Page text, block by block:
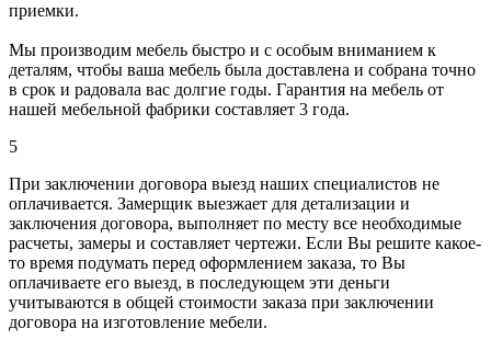
приемки.
Мы производим мебель быстро и с особым вниманием к
деталям, чтобы ваша мебель была доставлена и собрана точно
в срок и радовала вас долгие годы. Гарантия на мебель от
нашей мебельной фабрики составляет 3 года.
5
При заключении договора выезд наших специалистов не
оплачивается. Замерщик выезжает для детализации и
заключения договора, выполняет по месту все необходимые
расчеты, замеры и составляет чертежи. Если Вы решите какое-
то время подумать перед оформлением заказа, то Вы
оплачиваете его выезд, в последующем эти деньги
учитываются в общей стоимости заказа при заключении
договора на изготовление мебели.